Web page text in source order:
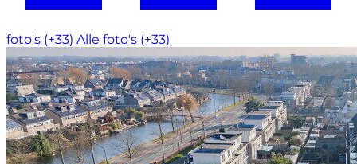
foto's (+33) Alle foto's (+33)